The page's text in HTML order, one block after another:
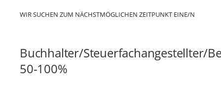
WIR SUCHEN ZUM NÄCHSTMÖGLICHEN ZEITPUNKT EINE/N
Buchhalter/Steuerfachangestellter/
50-100%